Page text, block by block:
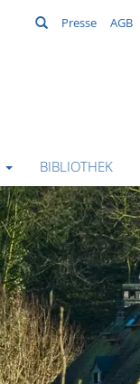
Suchen
Presse AGB
BIBLIOTHEK